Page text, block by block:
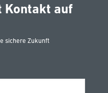
Kontakt auf
sichere Zukunft